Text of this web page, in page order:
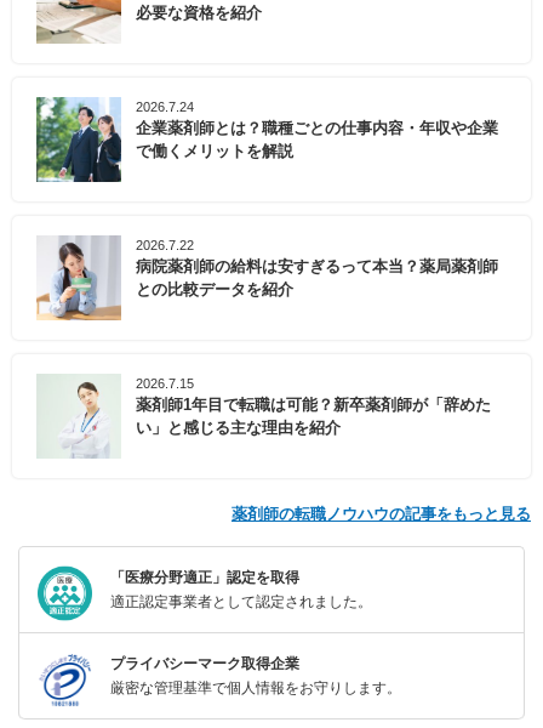
必要な資格を紹介
2026.7.24
企業薬剤師とは？職種ごとの仕事内容・年収や企業
で働くメリットを解説
2026.7.22
病院薬剤師の給料は安すぎるって本当？薬局薬剤師
との比較データを紹介
2026.7.15
薬剤師1年目で転職は可能？新卒薬剤師が「辞めた
い」と感じる主な理由を紹介
薬剤師の転職ノウハウの記事をもっと見る
「医療分野適正」認定を取得
適正認定事業者として認定されました。
プライバシーマーク取得企業
厳密な管理基準で個人情報をお守りします。